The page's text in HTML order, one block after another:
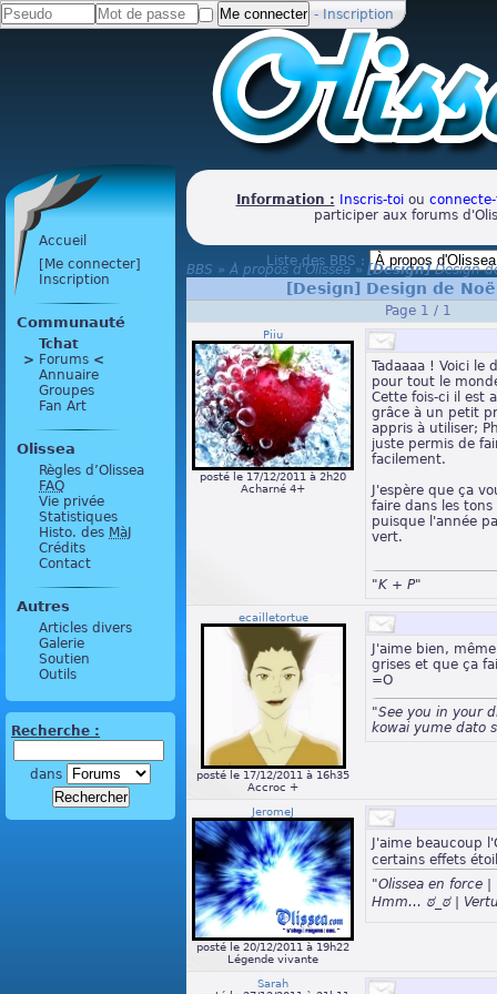
- Inscription
Accueil
[Me connecter]
Inscription
Communauté
Tchat
> Forums <
Annuaire
Groupes
Fan Art
Olissea
Règles d’Olissea
FAQ
Vie privée
Statistiques
Histo. des MàJ
Crédits
Contact
Autres
Articles divers
Galerie
Soutien
Outils
Recherche :
dans
Information : Inscris-toiou
participer aux forums
Liste des BBS :
BBS » À propos d'Olissea» [Design]Design
[Design] Design de
Page 1 / 1
Piiu
posté le 17/12/2011 à 2h20
Acharné 4+
Tadaaaa ! Voici le
pour tout le
Cette fois-ci il est
grâce à un petit
appris à utiliser;
juste permis de
facilement.
J'espère que ça
faire dans les
puisque l'année
vert.
"K + P"
ecailletortue
posté le 17/12/2011 à 16h35
Accroc +
J'aime bien,
grises et que ça
=O
"See you in your
kowai yume dato
JeromeJ
posté le 20/12/2011 à 19h22
Légende vivante
J'aime beaucoup
certains effets
"Olissea en force |
Hmm… ಠ_ಠ |
Sarah